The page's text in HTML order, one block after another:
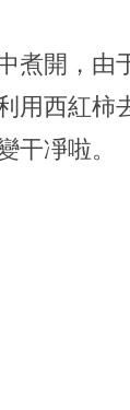
煮開，由
西紅柿
干凈啦。